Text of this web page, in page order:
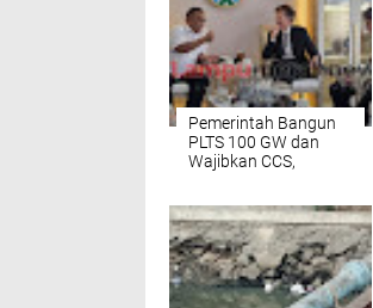
Pemerintah Bangun
PLTS 100 GW dan
Wajibkan CCS,